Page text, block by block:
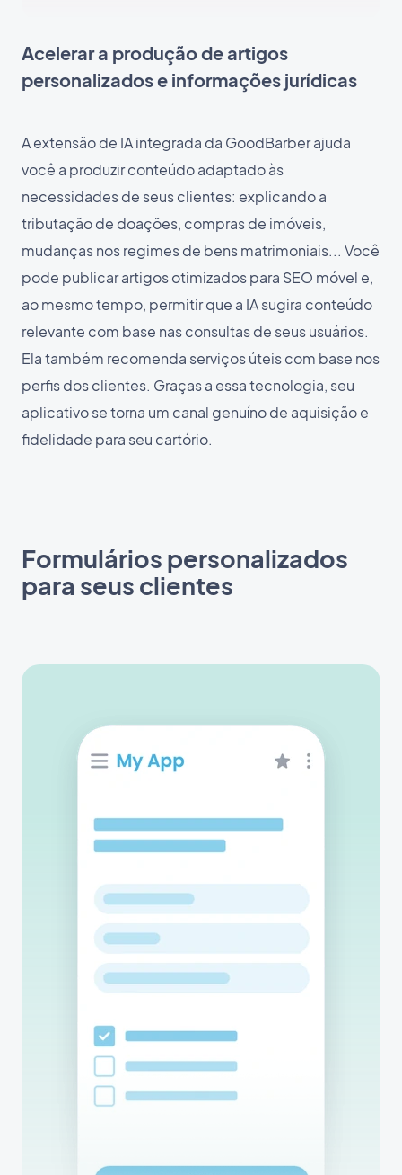
Acelerar a produção de artigos
personalizados e informações jurídicas
A extensão de IA integrada da GoodBarber ajuda
você a produzir conteúdo adaptado às
necessidades de seus clientes: explicando a
tributação de doações, compras de imóveis,
mudanças nos regimes de bens matrimoniais... Você
pode publicar artigos otimizados para SEO móvel e,
ao mesmo tempo, permitir que a IA sugira conteúdo
relevante com base nas consultas de seus usuários.
Ela também recomenda serviços úteis com base nos
perfis dos clientes. Graças a essa tecnologia, seu
aplicativo se torna um canal genuíno de aquisição e
fidelidade para seu cartório.
Formulários personalizados
para seus clientes